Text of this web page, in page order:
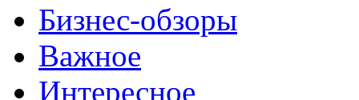
Бизнес-обзоры
Важное
Интересное